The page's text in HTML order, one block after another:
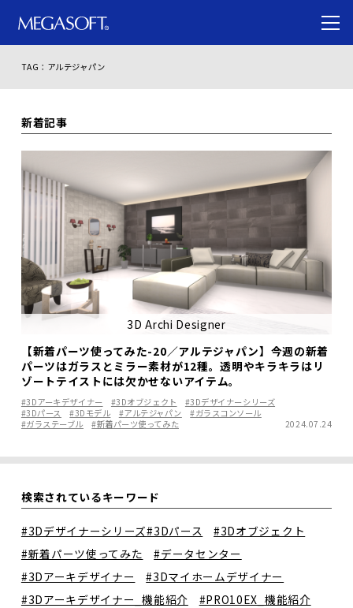
TAG：アルテジャパン
新着記事
3D Archi Designer
【新着パーツ使ってみた-20／アルテジャパン】今週の新着
パーツはガラスとミラー素材が12種。透明やキラキラはリ
ゾートテイストには欠かせないアイテム。
#3Dアーキデザイナー #3Dオブジェクト
#3Dデザイナーシリーズ
#3Dパース
#3Dモデル #アルテジャパン
#ガラスコンソール
#ガラステーブル
#新着パーツ使ってみた 2024.07.24
検索されているキーワード
#3Dデザイナーシリーズ#3Dパース
#3Dオブジェクト
#新着パーツ使ってみた
#データセンター
#3Dアーキデザイナー
#3Dマイホームデザイナー
#3Dアーキデザイナー_機能紹介
#PRO10EX_機能紹介